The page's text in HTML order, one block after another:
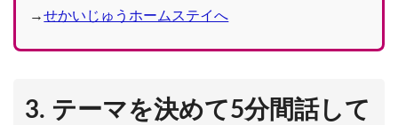
→せかいじゅうホームステイへ
3. テーマを決めて5分間話して